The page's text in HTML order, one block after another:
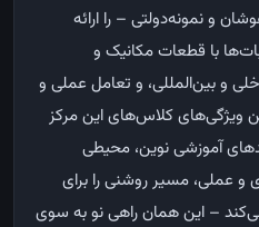
و نمونه‌دولتی – را ارائه
با قطعات مکانیک و
و بین‌المللی، و تعامل عملی و
ویژگی‌های کلاس‌های این مرکز
آموزشی نوین، محیطی
و عملی، مسیر روشنی را برای
– این همان راهی نو به سوی